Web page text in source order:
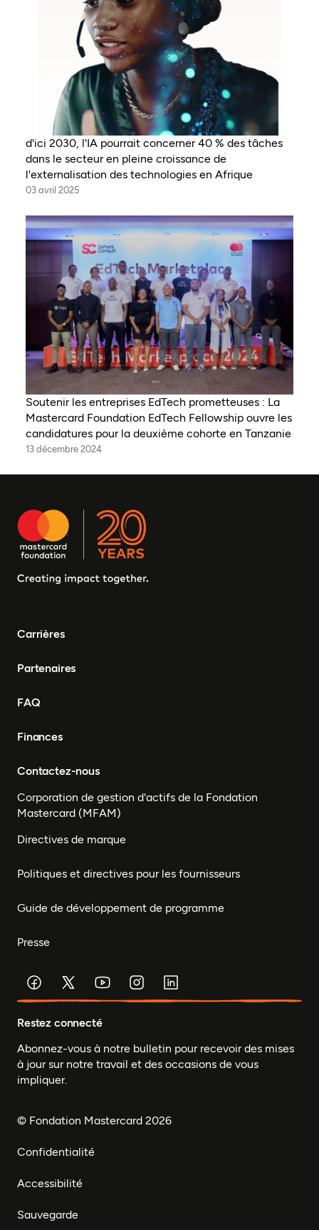
d'ici 2030, l'IA pourrait concerner 40 % des tâches
dans le secteur en pleine croissance de
l'externalisation des technologies en Afrique
03 avril 2025
Soutenir les entreprises EdTech prometteuses : La
Mastercard Foundation EdTech Fellowship ouvre les
candidatures pour la deuxième cohorte en Tanzanie
13 décembre 2024
Carrières
Partenaires
FAQ
Finances
Contactez-nous
Corporation de gestion d'actifs de la Fondation
Mastercard (MFAM)
Directives de marque
Politiques et directives pour les fournisseurs
Guide de développement de programme
Presse
Restez connecté
Abonnez-vous à notre bulletin pour recevoir des mises
à jour sur notre travail et des occasions de vous
impliquer.
© Fondation Mastercard 2026
Confidentialité
Accessibilité
Sauvegarde